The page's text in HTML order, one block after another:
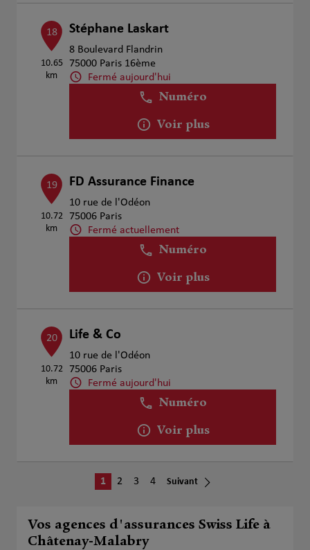
18
10.65
km
Stéphane Laskart
8 Boulevard Flandrin
75000 Paris 16ème
Fermé aujourd'hui
Numéro
Voir plus
19
10.72
km
FD Assurance Finance
10 rue de l'Odéon
75006 Paris
Fermé actuellement
Numéro
Voir plus
20
10.72
km
Life & Co
10 rue de l'Odéon
75006 Paris
Fermé aujourd'hui
Numéro
Voir plus
1 2 3 4 Suivant
Vos agences d'assurances Swiss Life à
Châtenay-Malabry